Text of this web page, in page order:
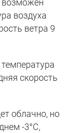
возможен
воздуха
ветра 9
температура
скорость
облачно, но
-3°С,